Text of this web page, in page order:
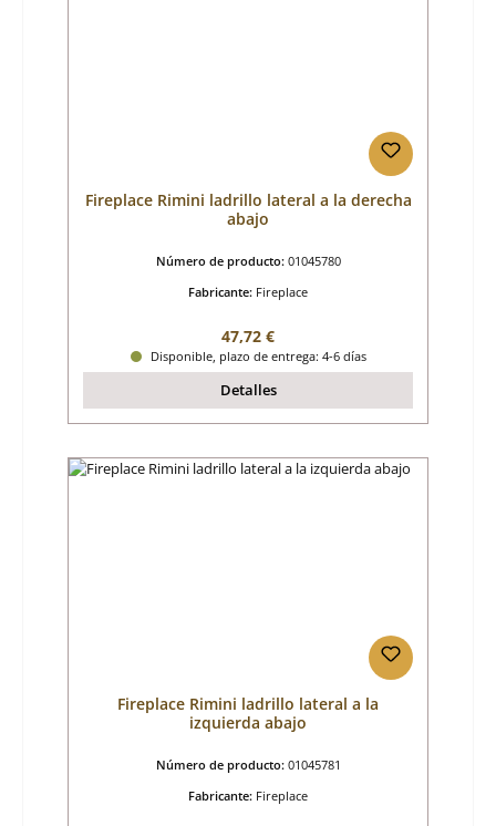
Fireplace Rimini ladrillo lateral a la derecha
abajo
Número de producto: 01045780
Fabricante: Fireplace
Precio normal:
47,72 €
Disponible, plazo de entrega: 4-6 días
Detalles
Fireplace Rimini ladrillo lateral a la
izquierda abajo
Número de producto: 01045781
Fabricante: Fireplace